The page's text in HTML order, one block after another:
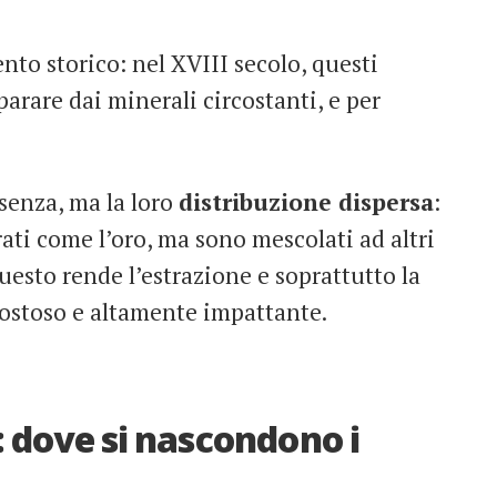
storico: nel XVIII secolo, questi
dai minerali circostanti, e per
ma la loro distribuzione dispersa:
come l’oro, ma sono mescolati ad altri
rende l’estrazione e soprattutto la
e altamente impattante.
si nascondono i